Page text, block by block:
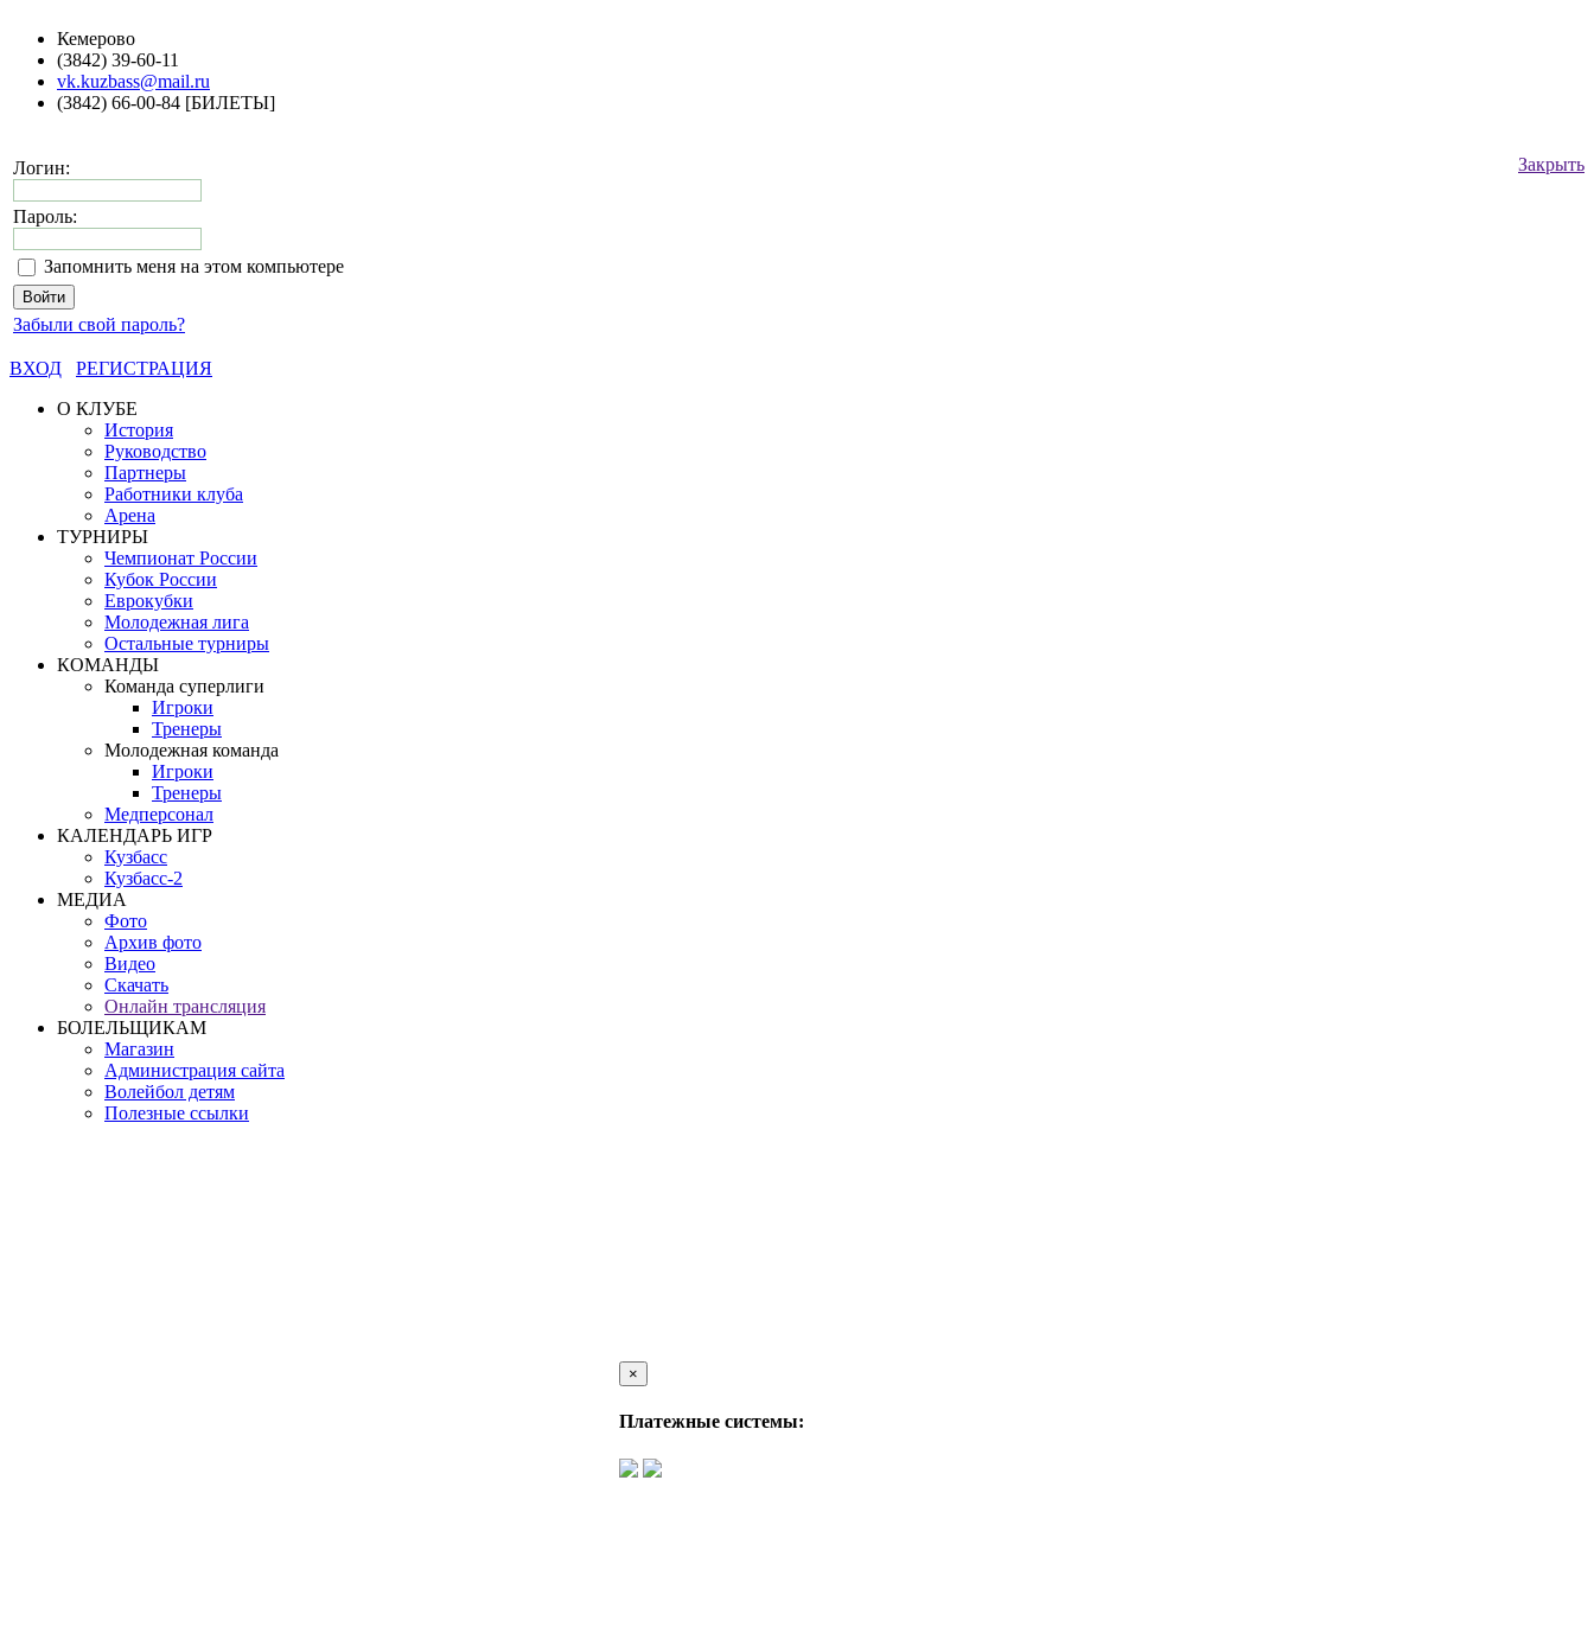
Кемерово
(3842) 39-60-11
vk.kuzbass@mail.ru
(3842) 66-00-84 [БИЛЕТЫ]
Закрыть
Логин:
Пароль:
Запомнить меня на этом компьютере
Забыли свой пароль?
ВХОД
РЕГИСТРАЦИЯ
О КЛУБЕ
История
Руководство
Партнеры
Работники клуба
Арена
ТУРНИРЫ
Чемпионат России
Кубок России
Еврокубки
Молодежная лига
Остальные турниры
КОМАНДЫ
Команда суперлиги
Игроки
Тренеры
Молодежная команда
Игроки
Тренеры
Медперсонал
КАЛЕНДАРЬ ИГР
Кузбасс
Кузбасс-2
МЕДИА
Фото
Архив фото
Видео
Скачать
Онлайн трансляция
БОЛЕЛЬЩИКАМ
Магазин
Администрация сайта
Волейбол детям
Полезные ссылки
×
Платежные системы: